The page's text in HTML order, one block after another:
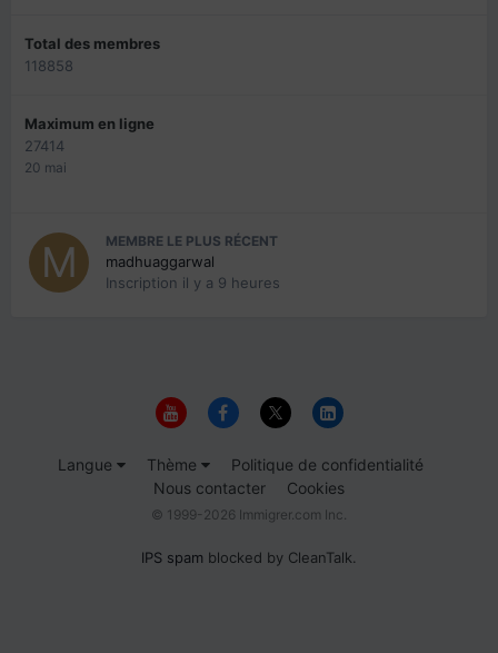
Total des membres
118858
Maximum en ligne
27414
20 mai
MEMBRE LE PLUS RÉCENT
madhuaggarwal
Inscription il y a 9 heures
Langue Thème
Politique de confidentialité
Nous contacter
Cookies
© 1999-2026 Immigrer.com Inc.
IPS spam blocked by CleanTalk.